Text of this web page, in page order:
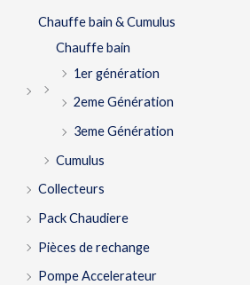
Chauffe bain & Cumulus
Chauffe bain
1er génération
2eme Génération
3eme Génération
Cumulus
Collecteurs
Pack Chaudiere
Pièces de rechange
Pompe Accelerateur